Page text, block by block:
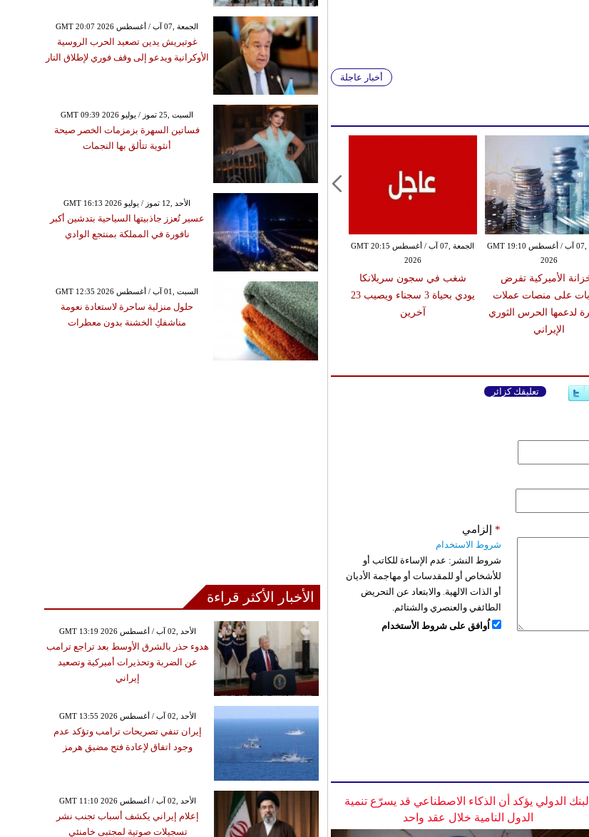
أخبار عاجلة
الجمعة ,07 آب / أغسطس GMT 20:15
2026
شغب في سجون سريلانكا
يودي بحياة 3 سجناء ويصيب 23
آخرين
الجمعة ,07 آب / أغسطس GMT 19:10
2026
الأميركية تفرض
على منصات عملات
لدعمها الحرس الثوري
الإيراني
تعليقك كزائر
إلزامي *
شروط الاستخدام
شروط النشر: عدم الإساءة للكاتب أو
للأشخاص أو للمقدسات أو مهاجمة الأديان
أو الذات الالهية. والابتعاد عن التحريض
الطائفي والعنصري والشتائم.
اُوافق على شروط الأستخدام
البنك الدولي يؤكد أن الذكاء الاصطناعي قد يسرّع تنمية
الدول النامية خلال عقد واحد
GMT 20:07 2026 الجمعة ,07 آب / أغسطس
غوتيريش يدين تصعيد الحرب الروسية
الأوكرانية ويدعو إلى وقف فوري لإطلاق النار
GMT 09:39 2026 السبت ,25 تموز / يوليو
فساتين السهرة بزمزمات الخصر صيحة
أنثوية تتألق بها النجمات
GMT 16:13 2026 الأحد ,12 تموز / يوليو
عسير تُعزز جاذبيتها السياحية بتدشين أكبر
نافورة في المملكة بمنتجع الوادي
GMT 12:35 2026 السبت ,01 آب / أغسطس
حلول منزلية ساحرة لاستعادة نعومة
مناشفكِ الخشنة بدون معطرات
الأخبار الأكثر قراءة
GMT 13:19 2026 الأحد ,02 آب / أغسطس
هدوء حذر بالشرق الأوسط بعد تراجع ترامب
عن الضربة وتحذيرات أميركية وتصعيد
إيراني
GMT 13:55 2026 الأحد ,02 آب / أغسطس
إيران تنفي تصريحات ترامب وتؤكد عدم
وجود اتفاق لإعادة فتح مضيق هرمز
GMT 11:10 2026 الأحد ,02 آب / أغسطس
إعلام إيراني يكشف أسباب تجنب نشر
تسجيلات صوتية لمجتبى خامنئي